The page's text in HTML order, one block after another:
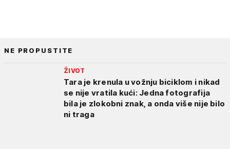
NE PROPUSTITE
ŽIVOT
Tara je krenula u vožnju biciklom i nikad
se nije vratila kući: Jedna fotografija
bila je zlokobni znak, a onda više nije bilo
ni traga